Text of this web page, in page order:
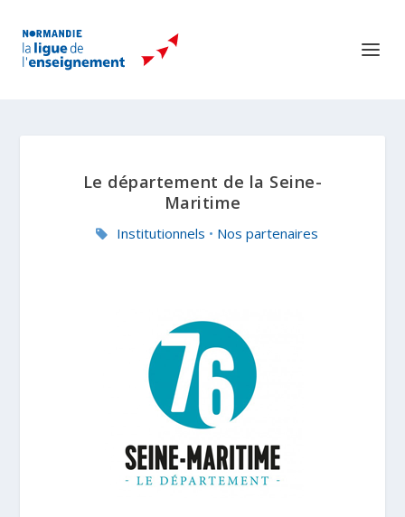
Le département de la Seine-
Maritime
Institutionnels • Nos partenaires